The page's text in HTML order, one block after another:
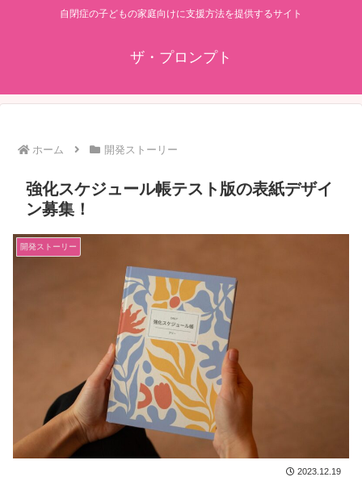
自閉症の子どもの家庭向けに支援方法を提供するサイト
ザ・プロンプト
ホーム 開発ストーリー
強化スケジュール帳テスト版の表紙デザイ
ン募集！
開発ストーリー
2023.12.19